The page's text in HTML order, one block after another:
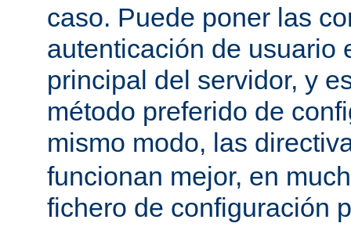
caso. Puede poner las
autenticación de usuario
principal del servidor, y
método preferido de
mismo modo, las
funcionan mejor, en
fichero de configuración